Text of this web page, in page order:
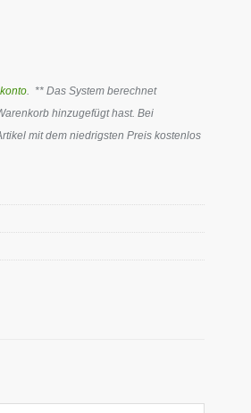
. ** Das System berechnet
hinzugefügt hast. Bei
mit dem niedrigsten Preis kostenlos